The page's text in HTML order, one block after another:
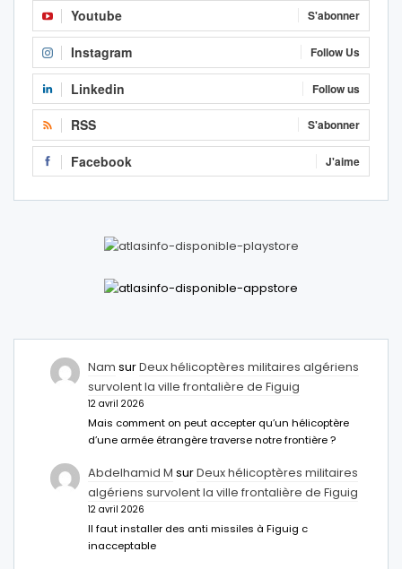
Youtube S'abonner
Instagram Follow Us
Linkedin Follow us
RSS S'abonner
Facebook J'aime
Nam surDeux hélicoptères militaires algériens
survolent la ville frontalière de Figuig
12 avril 2026
Mais comment on peut accepter qu’un hélicoptère
d’une armée étrangère traverse notre frontière ?
Abdelhamid M surDeux hélicoptères militaires
algériens survolent la ville frontalière de Figuig
12 avril 2026
Il faut installer des anti missiles à Figuig c
inacceptable